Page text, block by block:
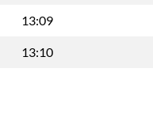
13:09
13:10